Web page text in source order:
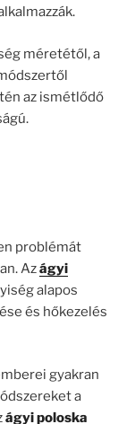
méretétől, a
az ismétlődő
problémát
Azágyi
alapos
és hőkezelés
gyakran
a
ágyi poloska